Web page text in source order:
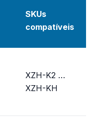
SKUs
compatíveis
XZH-K2 …
XZH-KH